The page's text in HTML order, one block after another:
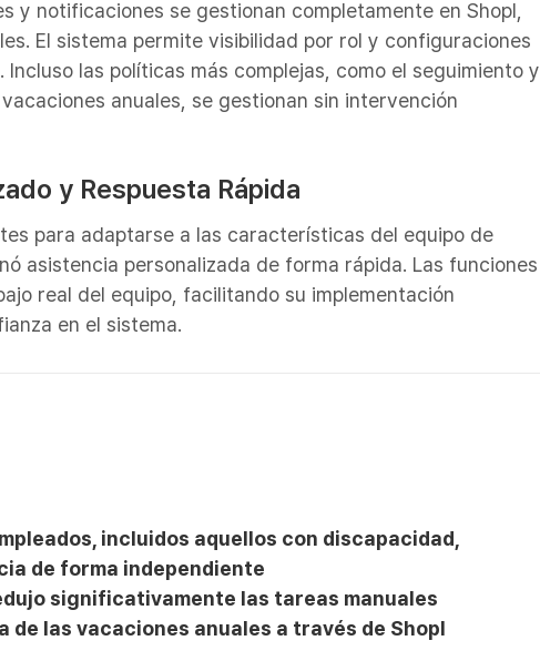
y notificaciones se gestionan completamente en Shopl,
El sistema permite visibilidad por rol y configuraciones
Incluso las políticas más complejas, como el seguimiento y
anuales, se gestionan sin intervención
y Respuesta Rápida
para adaptarse a las características del equipo de
asistencia personalizada de forma rápida. Las funciones
real del equipo, facilitando su implementación
en el sistema.
incluidos aquellos con discapacidad,
de forma independiente
significativamente las tareas manuales
de las vacaciones anuales a través de Shopl